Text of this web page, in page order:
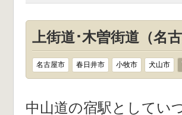
上街道･木曽街道（名
名古屋市 春日井市 小牧市 犬山市
中山道の宿駅としてい